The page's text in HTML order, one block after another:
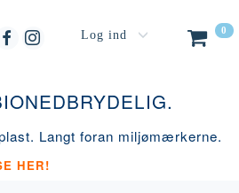
0
Log ind
Langt foran miljømærkerne.
HER!